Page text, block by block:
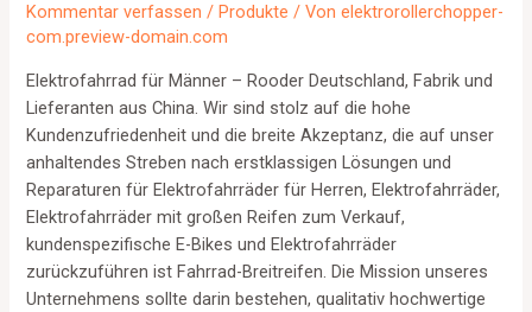
Kommentar verfassen / Produkte / Vonelektrorollerchopper-
com.preview-domain.com
Elektrofahrrad für Männer – Rooder Deutschland, Fabrik und
Lieferanten aus China. Wir sind stolz auf die hohe
Kundenzufriedenheit und die breite Akzeptanz, die auf unser
anhaltendes Streben nach erstklassigen Lösungen und
Reparaturen für Elektrofahrräder für Herren, Elektrofahrräder,
Elektrofahrräder mit großen Reifen zum Verkauf,
kundenspezifische E-Bikes und Elektrofahrräder
zurückzuführen ist Fahrrad-Breitreifen. Die Mission unseres
Unternehmens sollte darin bestehen, qualitativ hochwertige